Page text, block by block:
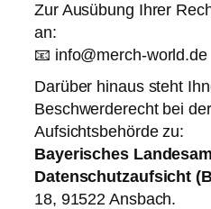
Zur Ausübung Ihrer
an:
📧 info@merch-world.de
Darüber hinaus steht
Beschwerderecht bei
Aufsichtsbehörde zu:
Bayerisches
Datenschutzaufsicht
18, 91522 Ansbach.